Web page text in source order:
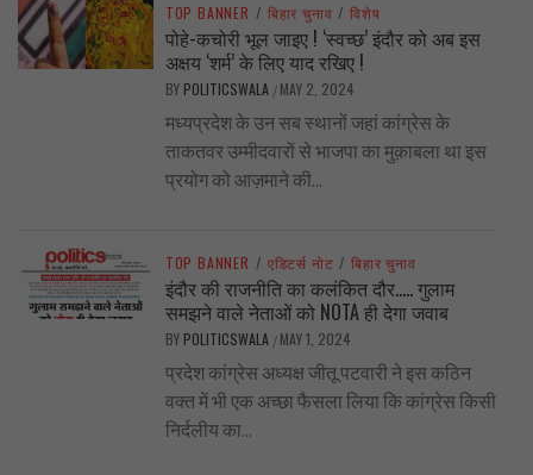
TOP BANNER / बिहार चुनाव / विशेष
पोहे-कचोरी भूल जाइए ! ‘स्वच्छ’ इंदौर को अब इस
अक्षय ‘शर्म’ के लिए याद रखिए !
BY POLITICSWALA / MAY 2, 2024
मध्यप्रदेश के उन सब स्थानों जहां कांग्रेस के
ताकतवर उम्मीदवारों से भाजपा का मुक़ाबला था इस
प्रयोग को आज़माने की...
TOP BANNER / एडिटर्स नोट / बिहार चुनाव
इंदौर की राजनीति का कलंकित दौर….. गुलाम
समझने वाले नेताओं को NOTA ही देगा जवाब
BY POLITICSWALA / MAY 1, 2024
प्रदेश कांग्रेस अध्यक्ष जीतू पटवारी ने इस कठिन
वक्त में भी एक अच्छा फैसला लिया कि कांग्रेस किसी
निर्दलीय का...